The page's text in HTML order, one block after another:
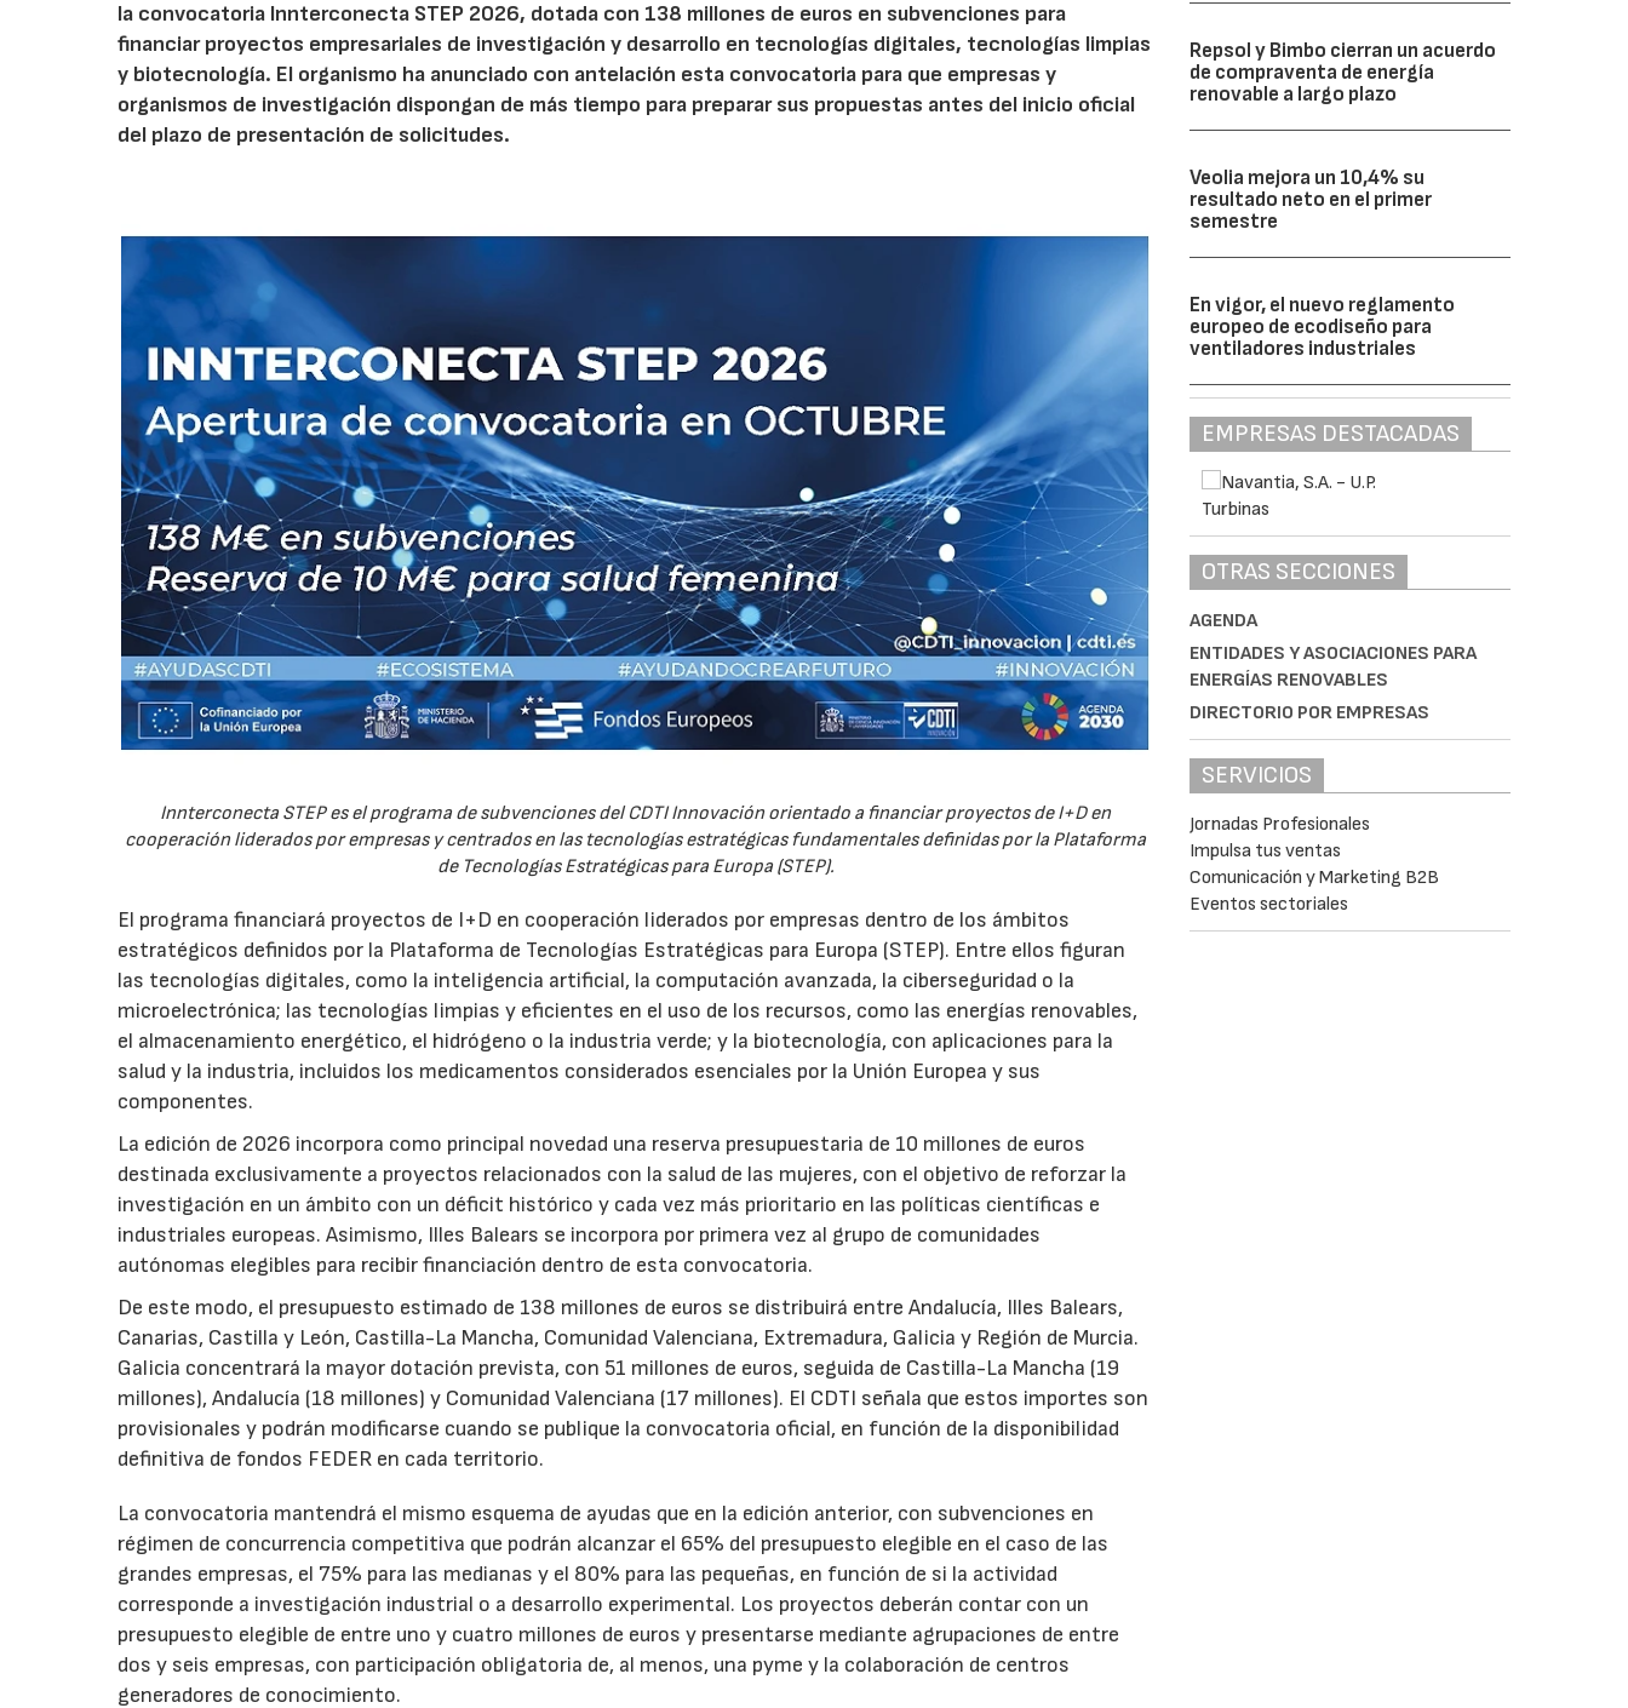
la convocatoria Innterconecta STEP 2026, dotada con 138 millones de euros en subvenciones para
financiar proyectos empresariales de investigación y desarrollo en tecnologías digitales, tecnologías limpias
y biotecnología. El organismo ha anunciado con antelación esta convocatoria para que empresas y
organismos de investigación dispongan de más tiempo para preparar sus propuestas antes del inicio oficial
del plazo de presentación de solicitudes.
Innterconecta STEP es el programa de subvenciones del CDTI Innovación orientado a financiar proyectos de I+D en
cooperación liderados por empresas y centrados en las tecnologías estratégicas fundamentales definidas por la Plataforma
de Tecnologías Estratégicas para Europa (STEP).
El programa financiará proyectos de I+D en cooperación liderados por empresas dentro de los ámbitos
estratégicos definidos por la Plataforma de Tecnologías Estratégicas para Europa (STEP). Entre ellos figuran
las tecnologías digitales, como la inteligencia artificial, la computación avanzada, la ciberseguridad o la
microelectrónica; las tecnologías limpias y eficientes en el uso de los recursos, como las energías renovables,
el almacenamiento energético, el hidrógeno o la industria verde; y la biotecnología, con aplicaciones para la
salud y la industria, incluidos los medicamentos considerados esenciales por la Unión Europea y sus
componentes.
La edición de 2026 incorpora como principal novedad una reserva presupuestaria de 10 millones de euros
destinada exclusivamente a proyectos relacionados con la salud de las mujeres, con el objetivo de reforzar la
investigación en un ámbito con un déficit histórico y cada vez más prioritario en las políticas científicas e
industriales europeas. Asimismo, Illes Balears se incorpora por primera vez al grupo de comunidades
autónomas elegibles para recibir financiación dentro de esta convocatoria.
De este modo, el presupuesto estimado de 138 millones de euros se distribuirá entre Andalucía, Illes Balears,
Canarias, Castilla y León, Castilla-La Mancha, Comunidad Valenciana, Extremadura, Galicia y Región de Murcia.
Galicia concentrará la mayor dotación prevista, con 51 millones de euros, seguida de Castilla-La Mancha (19
millones), Andalucía (18 millones) y Comunidad Valenciana (17 millones). El CDTI señala que estos importes son
provisionales y podrán modificarse cuando se publique la convocatoria oficial, en función de la disponibilidad
definitiva de fondos FEDER en cada territorio.
La convocatoria mantendrá el mismo esquema de ayudas que en la edición anterior, con subvenciones en
régimen de concurrencia competitiva que podrán alcanzar el 65% del presupuesto elegible en el caso de las
grandes empresas, el 75% para las medianas y el 80% para las pequeñas, en función de si la actividad
corresponde a investigación industrial o a desarrollo experimental. Los proyectos deberán contar con un
presupuesto elegible de entre uno y cuatro millones de euros y presentarse mediante agrupaciones de entre
dos y seis empresas, con participación obligatoria de, al menos, una pyme y la colaboración de centros
generadores de conocimiento.
Repsol y Bimbo cierran un acuerdo
de compraventa de energía
renovable a largo plazo
Veolia mejora un 10,4% su
resultado neto en el primer
semestre
En vigor, el nuevo reglamento
europeo de ecodiseño para
ventiladores industriales
EMPRESAS DESTACADAS
OTRAS SECCIONES
AGENDA
ENTIDADES Y ASOCIACIONES PARA
ENERGÍAS RENOVABLES
DIRECTORIO POR EMPRESAS
SERVICIOS
Jornadas Profesionales
Impulsa tus ventas
Comunicación y Marketing B2B
Eventos sectoriales